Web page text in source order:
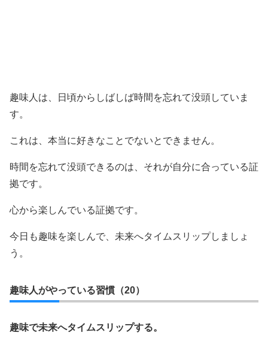
趣味人は、日頃からしばしば時間を忘れて没頭していま
す。
これは、本当に好きなことでないとできません。
時間を忘れて没頭できるのは、それが自分に合っている証
拠です。
心から楽しんでいる証拠です。
今日も趣味を楽しんで、未来へタイムスリップしましょ
う。
趣味人がやっている習慣（20）
趣味で未来へタイムスリップする。